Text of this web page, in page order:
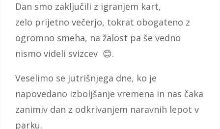
Dan smo zaključili z igranjem kart,
zelo prijetno večerjo, tokrat obogateno z
ogromno smeha, na žalost pa še vedno
nismo videli svizcev 😊.
Veselimo se jutrišnjega dne, ko je
napovedano izboljšanje vremena in nas čaka
zanimiv dan z odkrivanjem naravnih lepot v
parku.